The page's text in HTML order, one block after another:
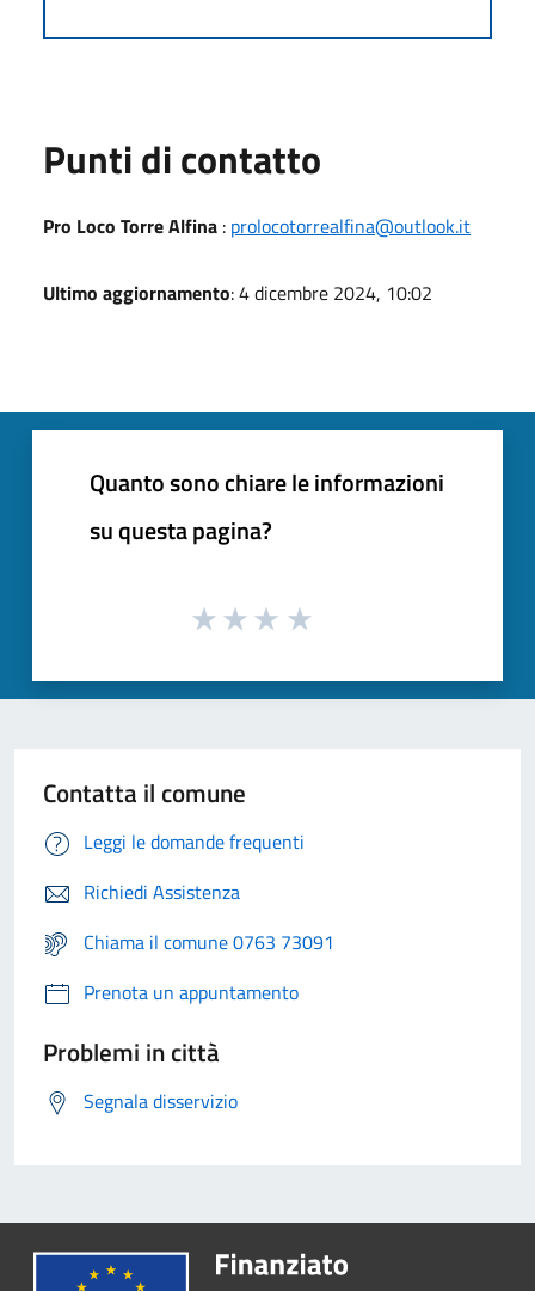
Punti di contatto
Pro Loco Torre Alfina : prolocotorrealfina@outlook.it
Ultimo aggiornamento: 4 dicembre 2024, 10:02
Quanto sono chiare le informazioni
su questa pagina?
Contatta il comune
Leggi le domande frequenti
Richiedi Assistenza
Chiama il comune 0763 73091
Prenota un appuntamento
Problemi in città
Segnala disservizio